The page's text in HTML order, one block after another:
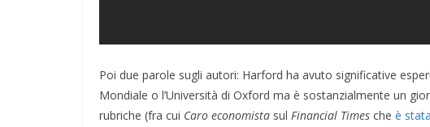
Poi due parole sugli autori: Harford ha avuto significative
Mondiale o l’Università di Oxford ma è sostanzialmente un
rubriche (fra cui Caro economista sul Financial Times che è